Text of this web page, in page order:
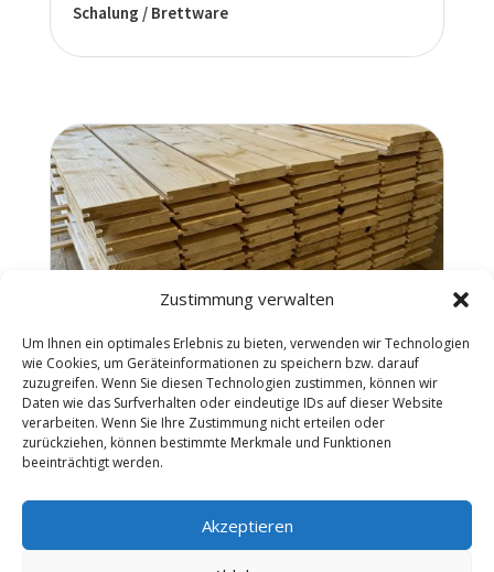
Zustimmung verwalten
Um Ihnen ein optimales Erlebnis zu bieten, verwenden wir Technologien
wie Cookies, um Geräteinformationen zu speichern bzw. darauf
zuzugreifen. Wenn Sie diesen Technologien zustimmen, können wir
Daten wie das Surfverhalten oder eindeutige IDs auf dieser Website
verarbeiten. Wenn Sie Ihre Zustimmung nicht erteilen oder
zurückziehen, können bestimmte Merkmale und Funktionen
beeinträchtigt werden.
Akzeptieren
Schalung / Brettware
Dielen